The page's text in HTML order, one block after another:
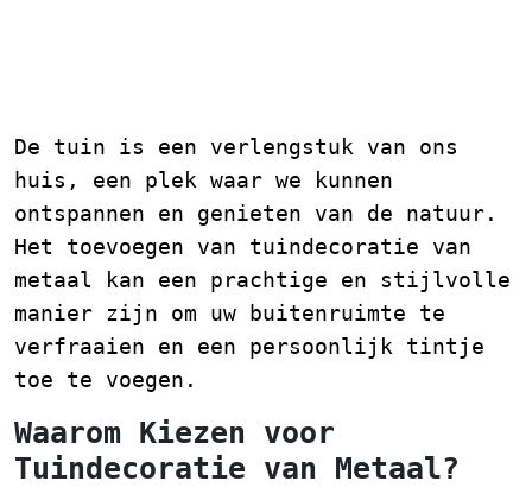
De tuin is een verlengstuk van ons
huis, een plek waar we kunnen
ontspannen en genieten van de natuur.
Het toevoegen van tuindecoratie van
metaal kan een prachtige en stijlvolle
manier zijn om uw buitenruimte te
verfraaien en een persoonlijk tintje
toe te voegen.
Waarom Kiezen voor
Tuindecoratie van Metaal?